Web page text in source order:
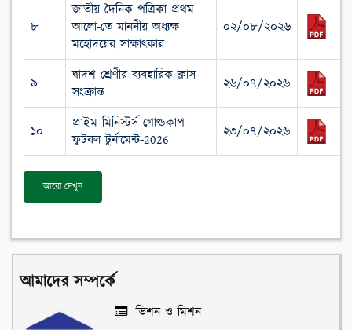
৮
জাতীয় দৈনিক পত্রিকা প্রথম
আলো-তে মাননীয় অধ্যক্ষ
মহোদয়ের সাক্ষাৎকার
০২/০৮/২০২৬
৯
দ্বাদশ শ্রেণীর ব্যবহারিক ক্লাস
সংক্রান্ত
২৬/০৭/২০২৬
১০
প্রাইম মিনিস্টর্স গোল্ডকাপ
ফুটবল টুর্নামেন্ট-2026
২৩/০৭/২০২৬
আরো দেখুন
আমাদের সম্পর্কে
ভিশন ও মিশন